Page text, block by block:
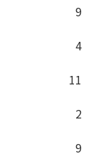
9
4
11
2
9